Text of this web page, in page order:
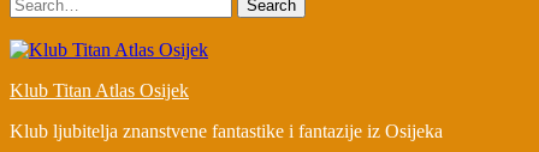
Klub Titan Atlas Osijek
Klub ljubitelja znanstvene fantastike i fantazije iz Osijeka